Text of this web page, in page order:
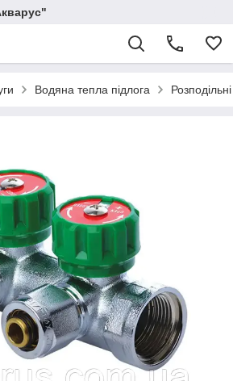
Водяна тепла підлога